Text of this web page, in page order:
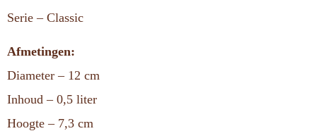
Serie – Classic
Afmetingen:
Diameter – 12 cm
Inhoud – 0,5 liter
Hoogte – 7,3 cm